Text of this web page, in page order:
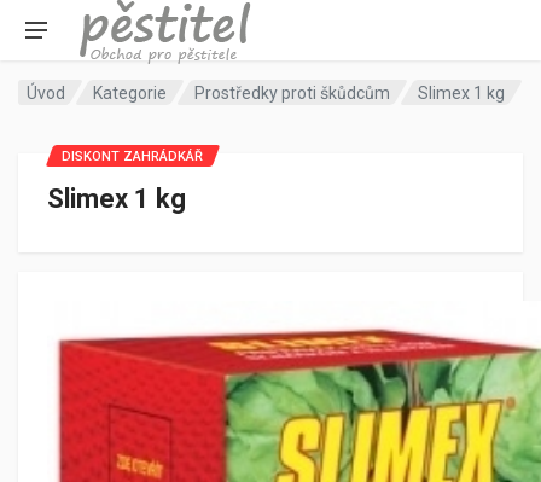
Úvod Kategorie Prostředky proti škůdcům Slimex 1 kg
Slimex 1 kg
DISKONT ZAHRÁDKÁŘ